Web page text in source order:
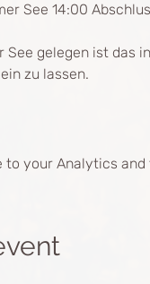
See 14:00
See gelegen ist das
zu lassen.
to your Analytics